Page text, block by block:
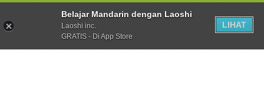
Belajar Mandarin dengan Laoshi
Laoshi inc.
GRATIS - Di App Store
LIHAT